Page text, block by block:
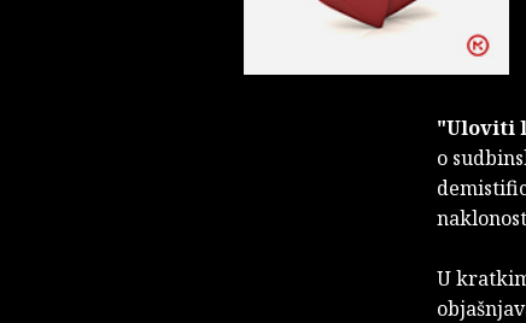
"Uloviti
o
U